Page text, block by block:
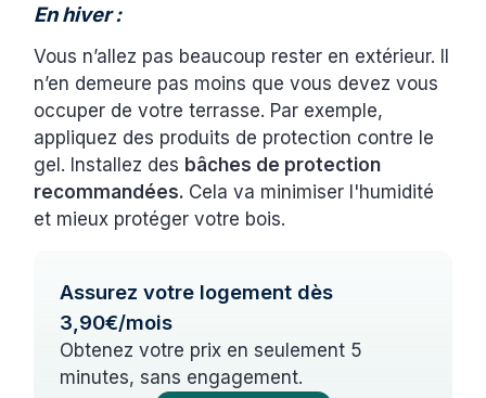
En hiver :
Vous n’allez pas beaucoup rester en extérieur. Il
n’en demeure pas moins que vous devez vous
occuper de votre terrasse. Par exemple,
appliquez des produits de protection contre le
gel. Installez des bâches de protection
recommandées. Cela va minimiser l'humidité
et mieux protéger votre bois.
Assurez votre logement dès
3,90€/mois
Obtenez votre prix en seulement 5
minutes, sans engagement.